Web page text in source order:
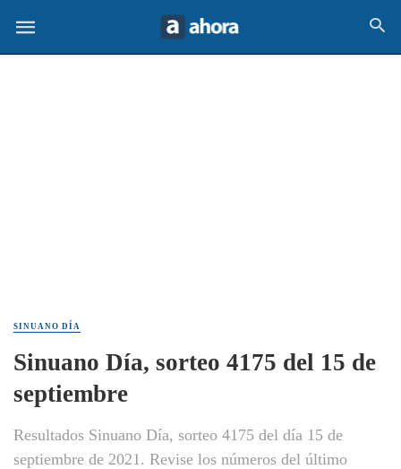
SINUANO DÍA
Sinuano Día, sorteo 4175 del 15 de
septiembre
Resultados Sinuano Día, sorteo 4175 del día 15 de
septiembre de 2021. Revise los números del último